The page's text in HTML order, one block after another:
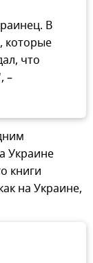
В
которые
что
–
Украине
книги
на Украине,